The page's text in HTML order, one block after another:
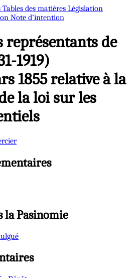
Tables des matières Législation
Note d’intention
représentants de
1919)
1855 relative à la
la loi sur les
la Pasinomie